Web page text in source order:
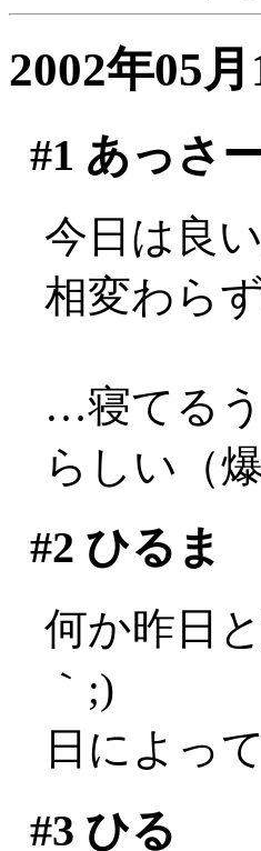
2002年05
#1 あっさ
今日は良
相変わら
…寝てる
らしい（爆
#2 ひるま
何か昨日
｀;)
日によっ
#3 ひる